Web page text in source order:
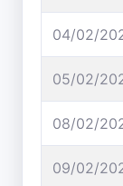
04/02/
05/02/
08/02/
09/02/